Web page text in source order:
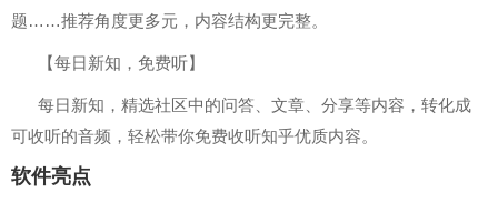
题……推荐角度更多元，内容结构更完整。
【每日新知，免费听】
每日新知，精选社区中的问答、文章、分享等内容，转化成
可收听的音频，轻松带你免费收听知乎优质内容。
软件亮点